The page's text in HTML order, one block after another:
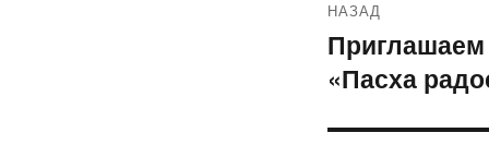
по
записям
НАЗАД
Предыдущая
запись:
«Пасха